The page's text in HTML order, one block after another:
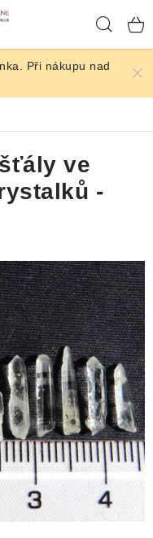
Při nákupu nad
ve
-